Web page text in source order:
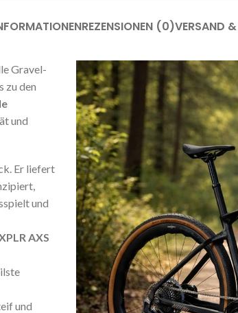
REZENSIONEN (0)VERSAND &
Gravel-
zu den
und
Er liefert
und
AXS
und